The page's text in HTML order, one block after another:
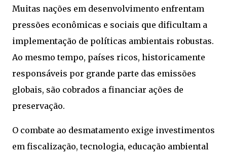
Muitas nações em desenvolvimento enfrentam
pressões econômicas e sociais que dificultam a
implementação de políticas ambientais robustas.
Ao mesmo tempo, países ricos, historicamente
responsáveis por grande parte das emissões
globais, são cobrados a financiar ações de
preservação.
O combate ao desmatamento exige investimentos
em fiscalização, tecnologia, educação ambiental